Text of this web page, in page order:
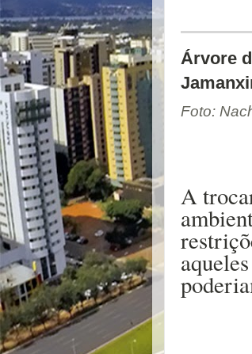
Árvore
Foto:
A